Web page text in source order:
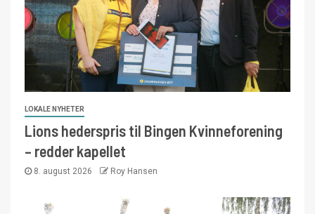
LOKALE NYHETER
Lions hederspris til Bingen Kvinneforening
– redder kapellet
8. august 2026 Roy Hansen